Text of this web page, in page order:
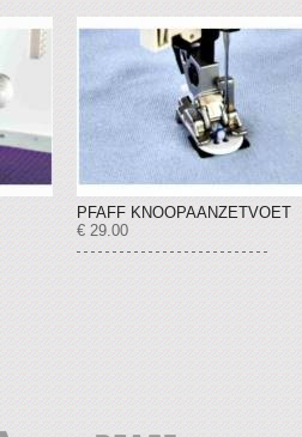
PFAFF KNOOPAANZETVOET
€ 29.00